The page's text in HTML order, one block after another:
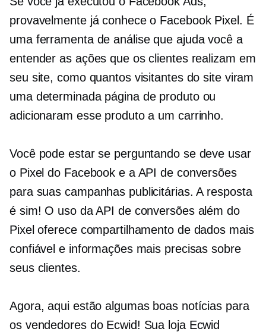
provavelmente já conhece o Facebook Pixel. É
uma ferramenta de análise que ajuda você a
entender as ações que os clientes realizam em
seu site, como quantos visitantes do site viram
uma determinada página de produto ou
adicionaram esse produto a um carrinho.
Você pode estar se perguntando se deve usar
o Pixel do Facebook e a API de conversões
para suas campanhas publicitárias. A resposta
é sim! O uso da API de conversões além do
Pixel oferece compartilhamento de dados mais
confiável e informações mais precisas sobre
seus clientes.
Agora, aqui estão algumas boas notícias para
os vendedores do Ecwid! Sua loja Ecwid